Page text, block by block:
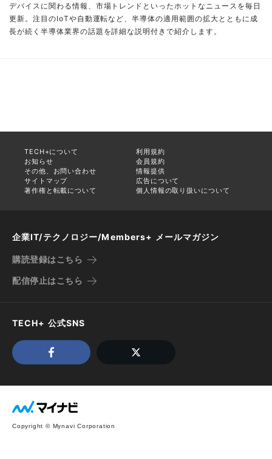
デバイスに関わる情報、市場トレンドといったホットなニュースを毎日
更新。注目のIoTや自動運転など、半導体の適用範囲の拡大とともに成
長が続く半導体業界の話題を詳細な説明付きで紹介します。
TECH+について
利用規約
お知らせ
会員規約
その他、お問い合わせ
情報提供
サイトマップ
広告について
著作権と転載について
個人情報の取り扱いについて
企業IT/テクノロジー/Members+ メールマガジン
購読登録はこちら
配信停止はこちら
TECH+ 公式SNS
Copyright © Mynavi Corporation